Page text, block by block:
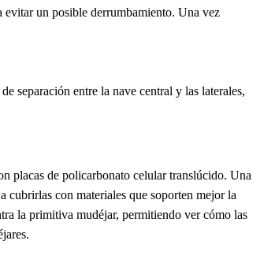
evitar un posible derrumbamiento. Una vez
separación entre la nave central y las laterales,
placas de policarbonato celular translúcido. Una
cubrirlas con materiales que soporten mejor la
la primitiva mudéjar, permitiendo ver cómo las